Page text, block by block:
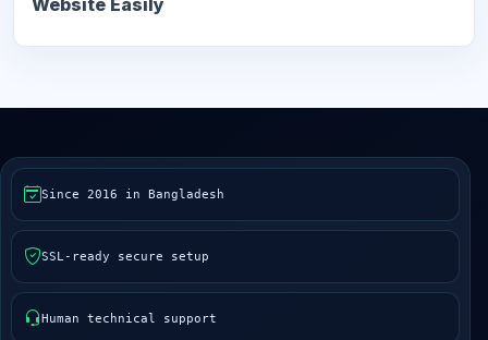
Since 2016 in Bangladesh
SSL-ready secure setup
Human technical support